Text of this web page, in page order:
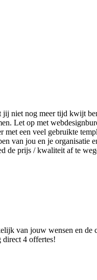
jij niet nog meer tijd kwijt
Let op met
een veel gebruikte
van jou en je
de prijs / kwaliteit af te
van jouw wensen en
direct 4 offertes!